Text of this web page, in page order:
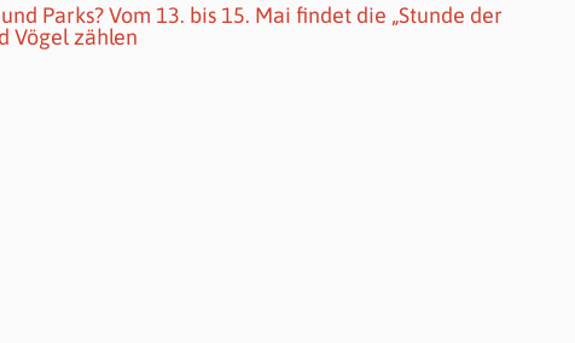
Parks? Vom 13. bis 15. Mai findet die „Stunde der
Vögel zählen